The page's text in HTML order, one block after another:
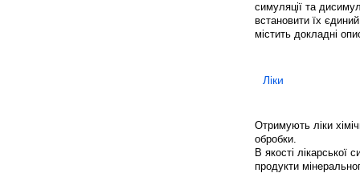
симуляції та
встановити їх
містить докладні
Ліки
Отримують ліки
обробки.
В якості лікарської
продукти